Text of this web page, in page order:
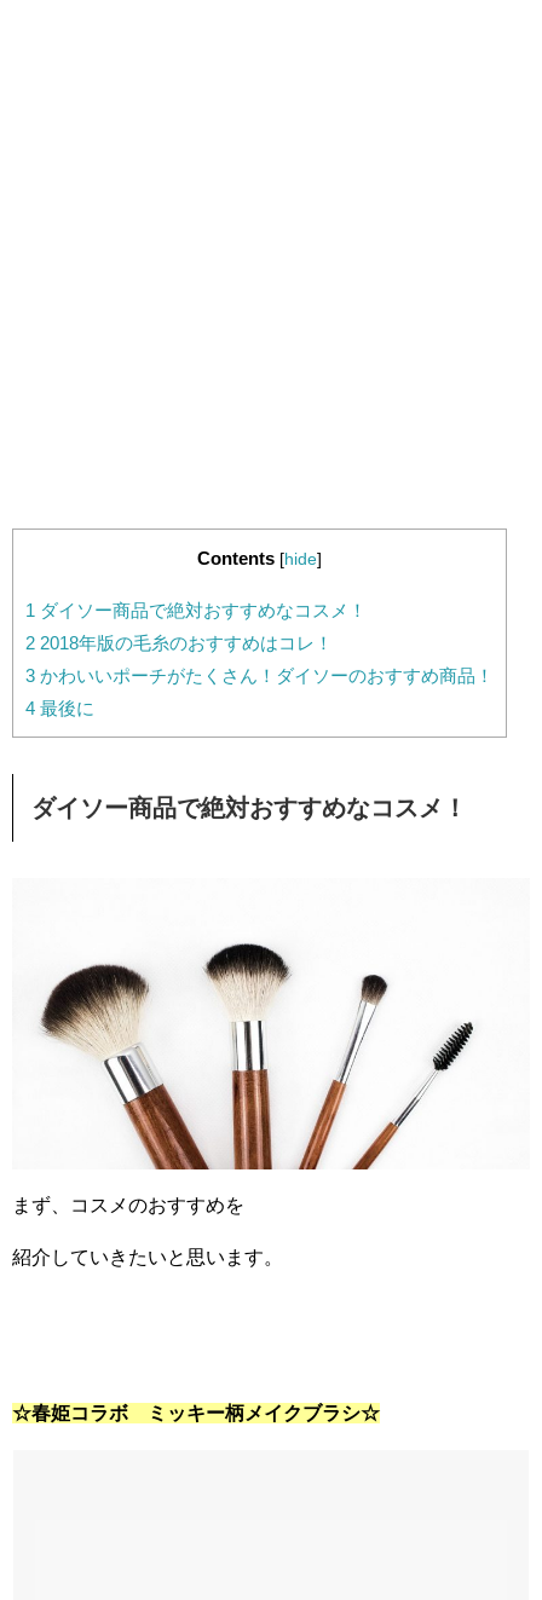
Contents [hide]
1 ダイソー商品で絶対おすすめなコスメ！
2 2018年版の毛糸のおすすめはコレ！
3 かわいいポーチがたくさん！ダイソーのおすすめ商品！
4 最後に
ダイソー商品で絶対おすすめなコスメ！
まず、コスメのおすすめを
紹介していきたいと思います。
☆春姫コラボ ミッキー柄メイクブラシ☆